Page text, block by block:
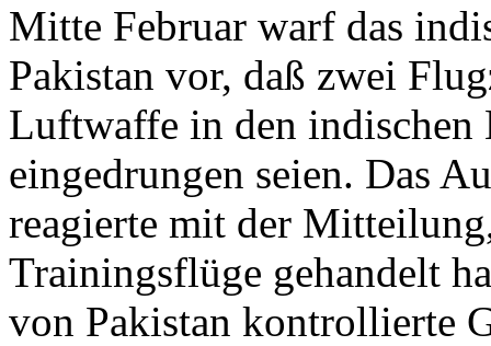
Mitte Februar warf das
Pakistan vor, daß zwei
Luftwaffe in den
eingedrungen seien. Das
reagierte mit der
Trainingsflüge gehandelt
von Pakistan kontrollierte